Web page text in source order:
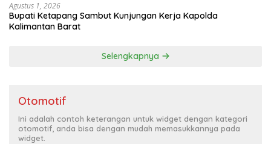
Agustus 1, 2026
Bupati Ketapang Sambut Kunjungan Kerja Kapolda
Kalimantan Barat
Selengkapnya
Otomotif
Ini adalah contoh keterangan untuk widget dengan kategori
otomotif, anda bisa dengan mudah memasukkannya pada
widget.